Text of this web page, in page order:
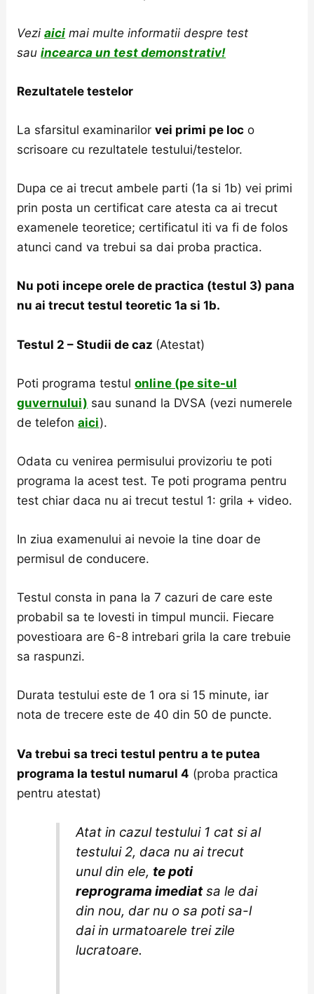
Veziaici mai multe informatii despre test
sauincearca un test demonstrativ!
Rezultatele testelor
La sfarsitul examinarilorvei primi pe loc o
scrisoare cu rezultatele testului/testelor.
Dupa ce ai trecut ambele parti (1a si 1b) vei primi
prin posta un certificat care atesta ca ai trecut
examenele teoretice; certificatul iti va fi de folos
atunci cand va trebui sa dai proba practica.
Nu poti incepe orele de practica (testul 3) pana
nu ai trecut testul teoretic 1a si 1b.
Testul 2 – Studii de caz (Atestat)
Poti programa testulonline (pe site-ul
guvernului) sau sunand la DVSA (vezi numerele
de telefonaici).
Odata cu venirea permisului provizoriu te poti
programa la acest test. Te poti programa pentru
test chiar daca nu ai trecut testul 1: grila + video.
In ziua examenului ai nevoie la tine doar de
permisul de conducere.
Testul consta in pana la 7 cazuri de care este
probabil sa te lovesti in timpul muncii. Fiecare
povestioara are 6-8 intrebari grila la care trebuie
sa raspunzi.
Durata testului este de 1 ora si 15 minute, iar
nota de trecere este de 40 din 50 de puncte.
Va trebui sa treci testul pentru a te putea
programa la testul numarul 4 (proba practica
pentru atestat)
Atat in cazul testului 1 cat si al
testului 2, daca nu ai trecut
unul din ele, te poti
reprograma imediatsa le dai
din nou, dar nu o sa poti sa-l
dai in urmatoarele trei zile
lucratoare.